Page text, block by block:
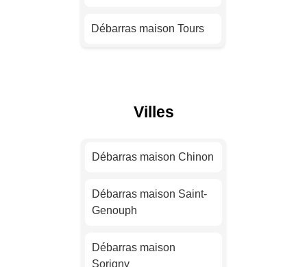
Rennes
Débarras maison Reims
Havre
Débarras maison Tours
Débarras maison Luynes
Débarras maison La
Débarras maison Bléré
Débarras maison Chinon
Villes
Débarras maison Chinon
Débarras maison Saint-
Genouph
Débarras maison
Sorigny